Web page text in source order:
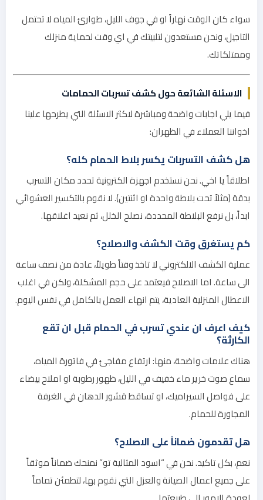
سواء كان الوقت نهاراً او في جوف الليل، طوارئ المياه لا تحتمل
التاجيل، ونحن مستعدون لتلبيتك في اي وقت لحماية منزلك
وممتلكاتك.
الاسئلة الشائعة حول كشف تسربات الحمامات
فيما يلي اجابات واضحة ومباشرة لاكثر الاسئلة التي يطرحها علينا
اخواننا العملاء في الظهران:
هل كشف التسربات يكسر بلاط الحمام كله؟
اطلاقاً يا اخي. نحن نستخدم اجهزة الكترونية تحدد مكان التسرب
بدقة (مثلاً تحت بلاطة واحدة او اثنتين). لا نقوم بالتكسير العشوائي
ابداً، بل نرفع البلاطة المحددة، نصلح الخلل، ثم نعيد اغلاقها.
كم يستغرق وقت الكشف والاصلاح؟
عملية الكشف الالكتروني لا تاخذ وقتاً طويلاً، عادة من نصف ساعة
الى ساعة. اما الاصلاح فيعتمد على حجم المشكلة، ولكن في اغلب
الاعطال المنزلية العادية، يتم انهاء العمل بالكامل في نفس اليوم.
كيف اعرف ان عندي تسرب في الحمام قبل ان تقع
الكارثة؟
هناك علامات واضحة، منها: ارتفاع مفاجئ في فاتورة المياه،
سماع صوت خرير ماء خفيف في الليل، ظهور رطوبة او املاح بيضاء
على فواصل السيراميك، او تساقط قشور الدهان في الغرفة
المجاورة للحمام.
هل تقدمون ضماناً على الاصلاح؟
نعم، بكل تاكيد. نحن في “اسود المثالية تو” نمنحك ضماناً موثقاً
على جميع اعمال الصيانة والعزل التي نقوم بها، لتطمئن تماماً